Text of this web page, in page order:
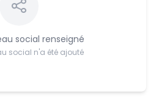
social renseigné
social n'a été ajouté